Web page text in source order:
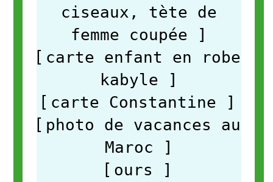
ciseaux, tète de
femme coupée
]
[ carte enfant en robe
kabyle
]
[ carte Constantine ]
[ photo de vacances au
Maroc
]
[ ours ]